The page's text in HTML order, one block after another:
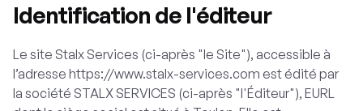
Identification de l'éditeur
Le site Stalx Services (ci-après "le Site"), accessible à
l’adresse https://www.stalx-services.com est édité par
la société STALX SERVICES (ci-après "l'Éditeur"), EURL